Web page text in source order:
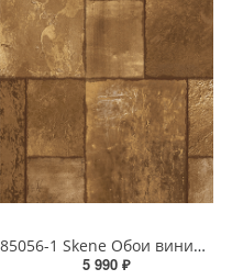
85056-1 Skene Обои виниловые на бумажной основе 1.06*15.5
5 990 ₽